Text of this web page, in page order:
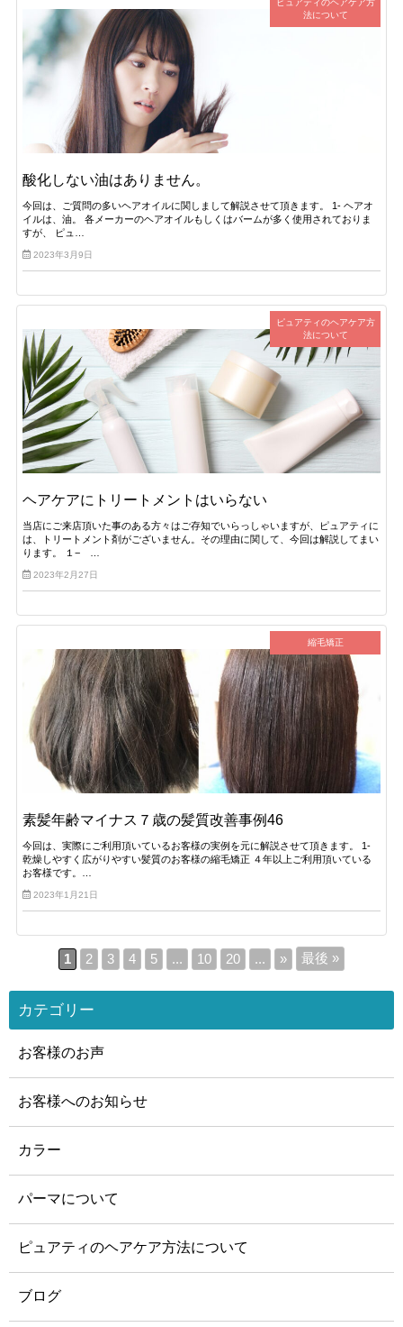
ピュアティのヘアケア方
法について
酸化しない油はありません。
今回は、ご質問の多いヘアオイルに関しまして解説させて頂きます。 1- ヘアオ
イルは、油。 各メーカーのヘアオイルもしくはバームが多く使用されておりま
すが、 ピュ…
2023年3月9日
ピュアティのヘアケア方
法について
ヘアケアにトリートメントはいらない
当店にご来店頂いた事のある方々はご存知でいらっしゃいますが、ピュアティに
は、トリートメント剤がございません。その理由に関して、今回は解説してまい
ります。 １− …
2023年2月27日
縮毛矯正
素髪年齢マイナス７歳の髪質改善事例46
今回は、実際にご利用頂いているお客様の実例を元に解説させて頂きます。 1-
乾燥しやすく広がりやすい髪質のお客様の縮毛矯正 ４年以上ご利用頂いている
お客様です。…
2023年1月21日
1 2 3 4 5 ... 10 20 ... » 最後 »
カテゴリー
お客様のお声
お客様へのお知らせ
カラー
パーマについて
ピュアティのヘアケア方法について
ブログ